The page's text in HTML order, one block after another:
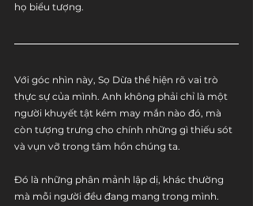
họ biểu tượng.
Với góc nhìn này, Sọ Dừa thể hiện rõ vai trò
thực sự của mình. Anh không phải chỉ là một
người khuyết tật kém may mắn nào đó, mà
còn tượng trưng cho chính những gì thiếu sót
và vụn vỡ trong tâm hồn chúng ta.
Đó là những phân mảnh lập dị, khác thường
mà mỗi người đều đang mang trong mình.